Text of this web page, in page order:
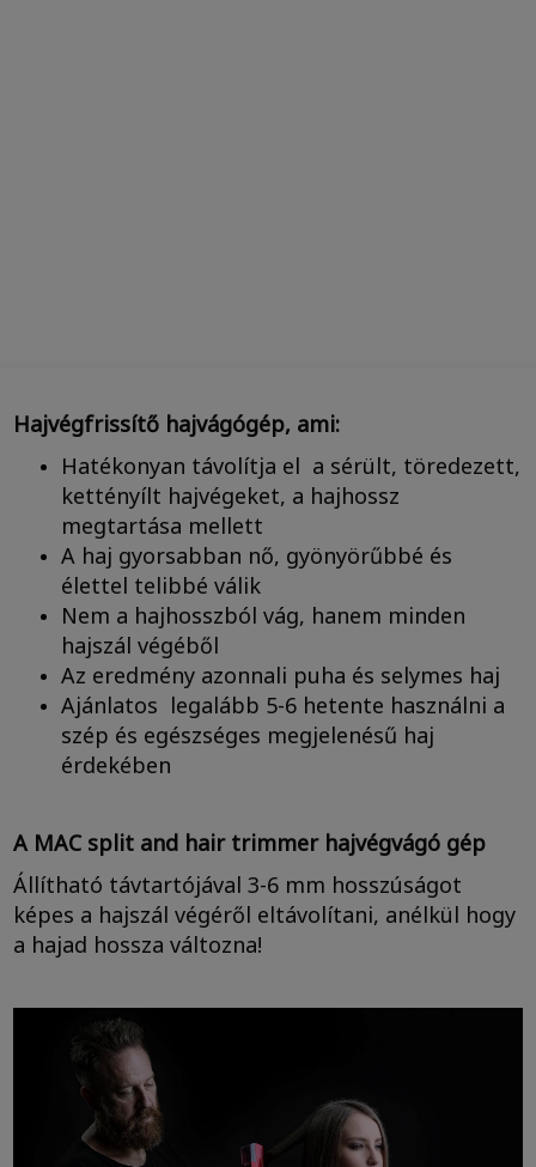
Hajvégfrissítő hajvágógép, ami:
Hatékonyan távolítja el a sérült, töredezett,
kettényílt hajvégeket, a hajhossz
megtartása mellett
A haj gyorsabban nő, gyönyörűbbé és
élettel telibbé válik
Nem a hajhosszból vág, hanem minden
hajszál végéből
Az eredmény azonnali puha és selymes haj
Ajánlatos legalább 5-6 hetente használni a
szép és egészséges megjelenésű haj
érdekében
A MAC split and hair trimmer hajvégvágó gép
Állítható távtartójával 3-6 mm hosszúságot
képes a hajszál végéről eltávolítani, anélkül hogy
a hajad hossza változna!